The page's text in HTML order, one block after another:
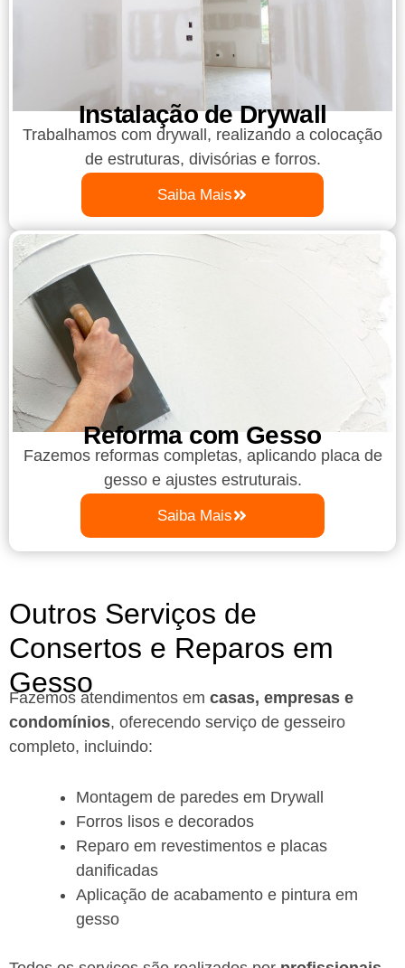
Instalação de Drywall
Trabalhamos com drywall, realizando a colocação
de estruturas, divisórias e forros.
Saiba Mais
Reforma com Gesso
Fazemos reformas completas, aplicando placa de
gesso e ajustes estruturais.
Saiba Mais
Outros Serviços de
Consertos e Reparos em
Gesso
Fazemos atendimentos em casas, empresas e
condomínios, oferecendo serviço de gesseiro
completo, incluindo:
Montagem de paredes em Drywall
Forros lisos e decorados
Reparo em revestimentos e placas
danificadas
Aplicação de acabamento e pintura em
gesso